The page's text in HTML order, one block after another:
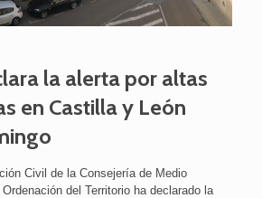
la alerta por altas
en Castilla y León
Civil de la Consejería de Medio
del Territorio ha declarado la